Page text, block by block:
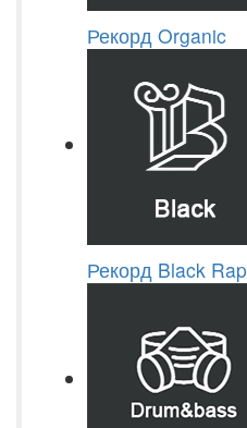
Рекорд Organic
Рекорд Black Rap